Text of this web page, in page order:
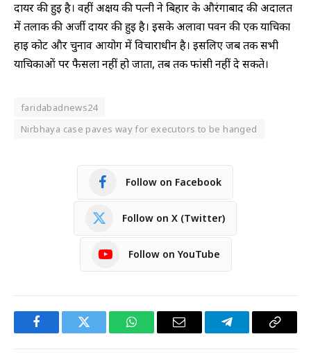
दायर की हुई है। वहीं अक्षय की पत्नी ने बिहार के औरंगाबाद की अदालत
में तलाक की अर्जी दायर की हुई है। इसके अलावा पवन की एक याचिका
हाई कोर्ट और चुनाव आयोग में विचाराधीन है। इसलिए जब तक सभी
याचिकाओं पर फैसला नहीं हो जाता, तब तक फांसी नहीं दे सकते।
faridabadnews24
Nirbhaya case paves way for executors to be hanged
Follow on Facebook
Follow on X (Twitter)
Follow on YouTube
FacebookTwitter WhatsAppEmail TelegramCopy